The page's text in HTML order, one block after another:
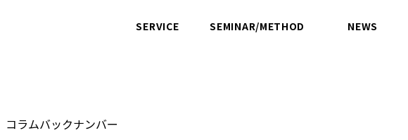
SERVICE SEMINAR/METHOD NEWS
コラムバックナンバー